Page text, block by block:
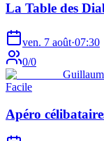
La Table des
ven. 7 août·07:30
0/0
Facile
Apéro